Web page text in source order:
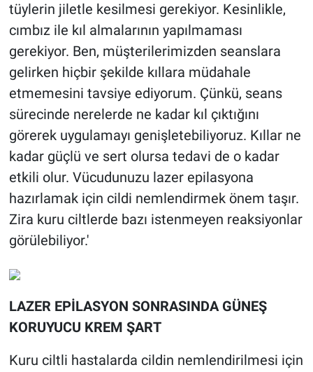
tüylerin jiletle kesilmesi gerekiyor. Kesinlikle,
cımbız ile kıl almalarının yapılmaması
gerekiyor. Ben, müşterilerimizden seanslara
gelirken hiçbir şekilde kıllara müdahale
etmemesini tavsiye ediyorum. Çünkü, seans
sürecinde nerelerde ne kadar kıl çıktığını
görerek uygulamayı genişletebiliyoruz. Kıllar ne
kadar güçlü ve sert olursa tedavi de o kadar
etkili olur. Vücudunuzu lazer epilasyona
hazırlamak için cildi nemlendirmek önem taşır.
Zira kuru ciltlerde bazı istenmeyen reaksiyonlar
görülebiliyor.'
LAZER EPİLASYON SONRASINDA GÜNEŞ
KORUYUCU KREM ŞART
Kuru ciltli hastalarda cildin nemlendirilmesi için